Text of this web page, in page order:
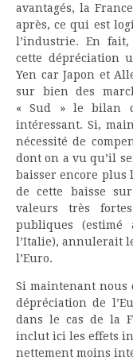
avantagés, la
après, ce qui est
l’industrie. En
cette dépréciation
Yen car Japon et
sur bien des
« Sud » le bilan
intéressant. Si,
nécessité de
dont on a vu qu’il
baisser encore plus
de cette baisse
valeurs très
publiques (estimé
l’Italie), annulerait
l’Euro.
Si maintenant nous
dépréciation de
dans le cas de la
inclut ici les effets
nettement moins